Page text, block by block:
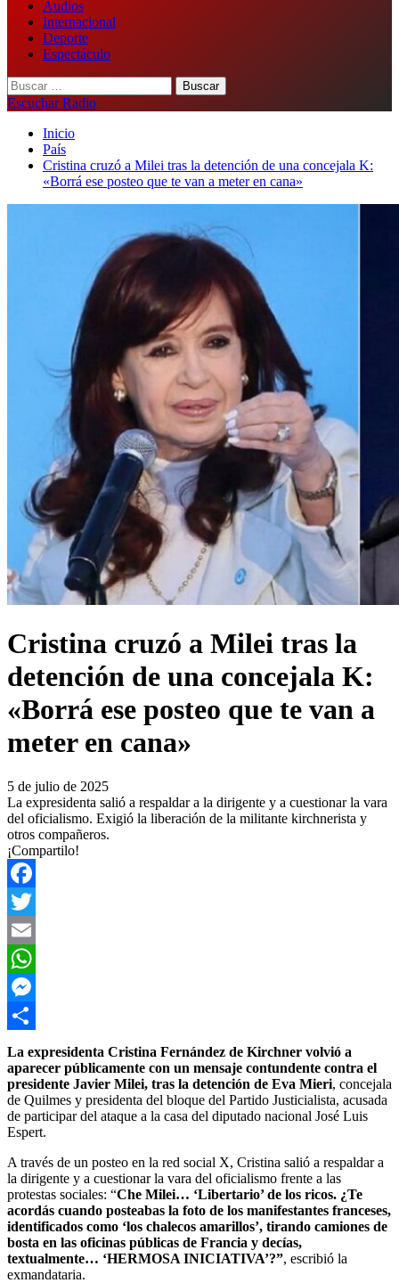
Audios
Internacional
Deporte
Espectáculo
Buscar:
Escuchar Radio
Inicio
País
Cristina cruzó a Milei tras la detención de una concejala K:
«Borrá ese posteo que te van a meter en cana»
Cristina cruzó a Milei tras la
detención de una concejala K:
«Borrá ese posteo que te van a
meter en cana»
5 de julio de 2025
La expresidenta salió a respaldar a la dirigente y a cuestionar la vara
del oficialismo. Exigió la liberación de la militante kirchnerista y
otros compañeros.
¡Compartilo!
Facebook
Twitter
Email
WhatsApp
Messenger
Compartir
La expresidenta Cristina Fernández de Kirchner volvió a
aparecer públicamente con un mensaje contundente contra el
presidente Javier Milei, tras la detención de Eva Mieri, concejala
de Quilmes y presidenta del bloque del Partido Justicialista, acusada
de participar del ataque a la casa del diputado nacional José Luis
Espert.
A través de un posteo en la red social X, Cristina salió a respaldar a
la dirigente y a cuestionar la vara del oficialismo frente a las
protestas sociales: “Che Milei… ‘Libertario’ de los ricos. ¿Te
acordás cuando posteabas la foto de los manifestantes franceses,
identificados como ‘los chalecos amarillos’, tirando camiones de
bosta en las oficinas públicas de Francia y decías,
textualmente… ‘HERMOSA INICIATIVA’?”, escribió la
exmandataria.